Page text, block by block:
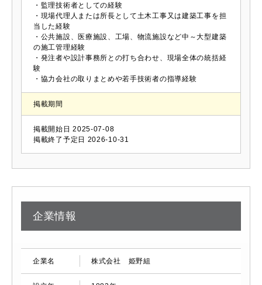
・監理技術者としての経験
・現場代理人または所長として土木工事又は建築工事を担
当した経験
・公共施設、医療施設、工場、物流施設など中～大型建築
の施工管理経験
・発注者や設計事務所との打ち合わせ、現場全体の統括経
験
・協力会社の取りまとめや若手技術者の指導経験
掲載期間
掲載開始日 2025-07-08
掲載終了予定日 2026-10-31
企業情報
企業名 株式会社 姫野組